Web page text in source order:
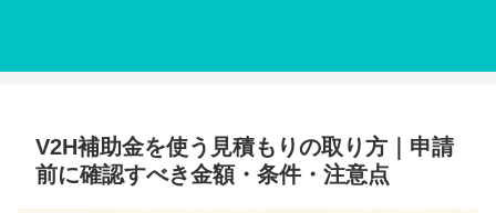
V2H補助金を使う見積もりの取り方｜申請
前に確認すべき金額・条件・注意点